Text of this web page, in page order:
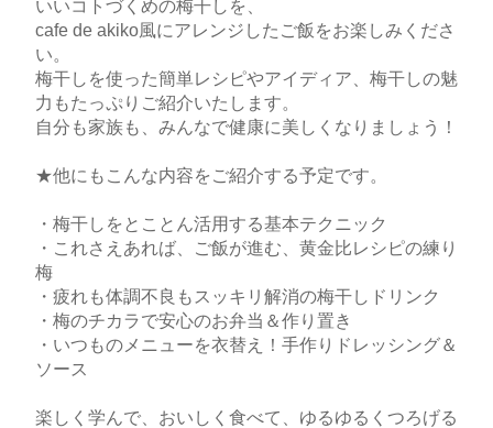
いいコトづくめの梅干しを、
cafe de akiko風にアレンジしたご飯をお楽しみくださ
い。
梅干しを使った簡単レシピやアイディア、梅干しの魅
力もたっぷりご紹介いたします。
自分も家族も、みんなで健康に美しくなりましょう！
★他にもこんな内容をご紹介する予定です。
・梅干しをとことん活用する基本テクニック
・これさえあれば、ご飯が進む、黄金比レシピの練り
梅
・疲れも体調不良もスッキリ解消の梅干しドリンク
・梅のチカラで安心のお弁当＆作り置き
・いつものメニューを衣替え！手作りドレッシング＆
ソース
楽しく学んで、おいしく食べて、ゆるゆるくつろげる